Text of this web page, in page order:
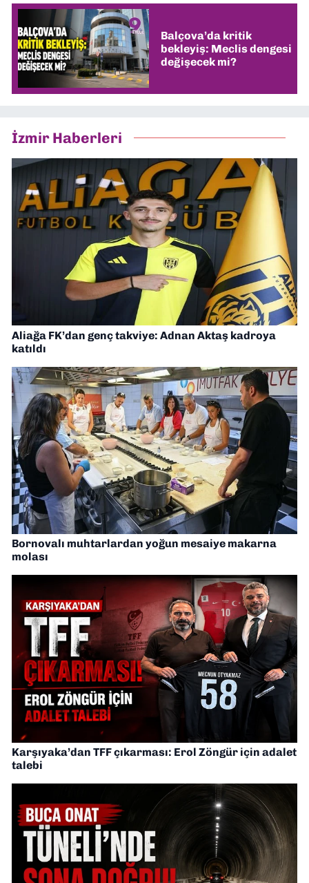
Balçova’da kritik
bekleyiş: Meclis dengesi
değişecek mi?
İzmir Haberleri
Aliağa FK’dan genç takviye: Adnan Aktaş kadroya
katıldı
Bornovalı muhtarlardan yoğun mesaiye makarna
molası
Karşıyaka’dan TFF çıkarması: Erol Zöngür için adalet
talebi